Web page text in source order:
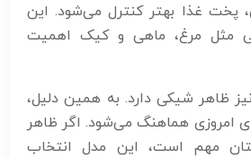
پخت غذا بهتر کنترل می‌شود. این
مثل مرغ، ماهی و کیک اهمیت
ظاهر شیکی دارد. به همین دلیل،
امروزی هماهنگ می‌شود. اگر ظاهر
مهم است، این مدل انتخاب